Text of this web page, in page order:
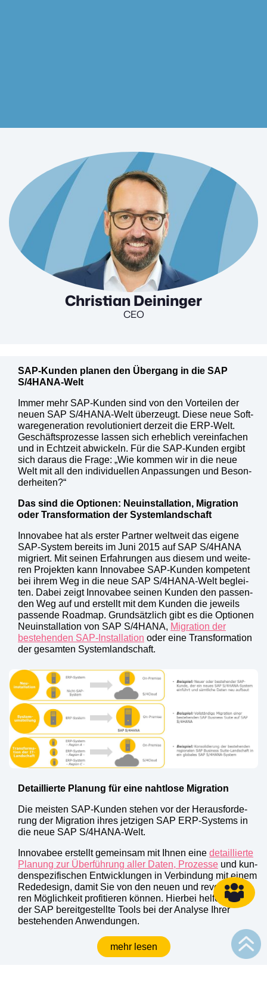
Christian Deininger
CEO
SAP-Kun­den pla­nen den Über­gang in die SAP
S/4HA­NA-Welt
Immer mehr SAP-Kun­den sind von den Vor­tei­len der
neu­en SAP S/4HA­NA-Welt über­zeugt. Die­se neue Soft­
ware­ge­ne­ra­ti­on revo­lu­tio­niert der­zeit die ERP-Welt.
Geschäfts­pro­zes­se las­sen sich erheb­lich ver­ein­fachen
und in Echt­zeit abwi­ckeln. Für die SAP-Kun­den ergibt
sich dar­aus die Fra­ge: „Wie kom­men wir in die neue
Welt mit all den indi­vi­du­el­len Anpas­sun­gen und Beson­
der­hei­ten?“
Das sind die Optio­nen: Neu­in­stal­la­ti­on, Migra­ti­on
oder Trans­for­ma­ti­on der Sys­tem­land­schaft
Inno­v­a­bee hat als ers­ter Part­ner welt­weit das eige­ne
SAP-Sys­tem bereits im Juni 2015 auf SAP S/4HANA
migriert. Mit sei­nen Erfah­run­gen aus die­sem und wei­te­
ren Pro­jek­ten kann Inno­v­a­bee SAP-Kun­den kom­pe­tent
bei ihrem Weg in die neue SAP S/4HA­NA-Welt beglei­
ten. Dabei zeigt Inno­v­a­bee sei­nen Kun­den den pas­sen­
den Weg auf und erstellt mit dem Kun­den die jeweils
pas­sen­de Road­map. Grund­sätz­lich gibt es die Optio­nen
Neu­in­stal­la­ti­on von SAP S/4HANA, Migra­ti­on der
bestehen­den SAP-Instal­la­ti­on oder eine Trans­for­ma­ti­on
der gesam­ten Sys­tem­land­schaft.
Detail­lier­te Pla­nung für eine naht­lo­se Migra­ti­on
Die meis­ten SAP-Kun­den ste­hen vor der Her­aus­for­de­
rung der Migra­ti­on ihres jet­zi­gen SAP ERP-Sys­tems in
die neue SAP S/4HA­NA-Welt.
Inno­v­a­bee erstellt gemein­sam mit Ihnen eine detail­lier­te
Pla­nung zur Über­füh­rung aller Daten, Pro­zes­se und kun­
den­spe­zi­fi­schen Ent­wick­lun­gen in Ver­bin­dung mit einem
Rede­design, damit Sie von den neu­en und revo­lu­tio­nä­
ren Mög­lich­keit pro­fi­tie­ren kön­nen. Hier­bei hel­fen von
der SAP bereit­ge­stell­te Tools bei der Ana­ly­se Ihrer
bestehen­den Anwen­dun­gen.
mehr lesen